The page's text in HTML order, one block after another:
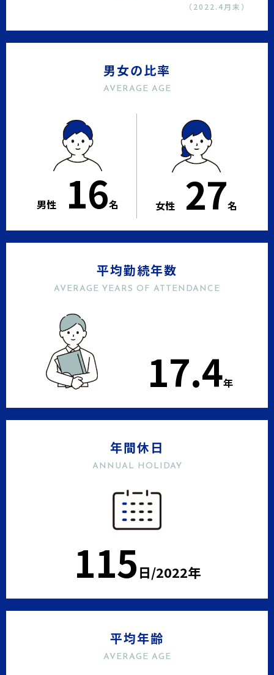
（2022.4月末）
男女の比率
AVERAGE AGE
男性 16名 女性 27名
平均勤続年数
AVERAGE YEARS OF ATTENDANCE
17.4年
年間休日
ANNUAL HOLIDAY
115日/2022年
平均年齢
AVERAGE AGE